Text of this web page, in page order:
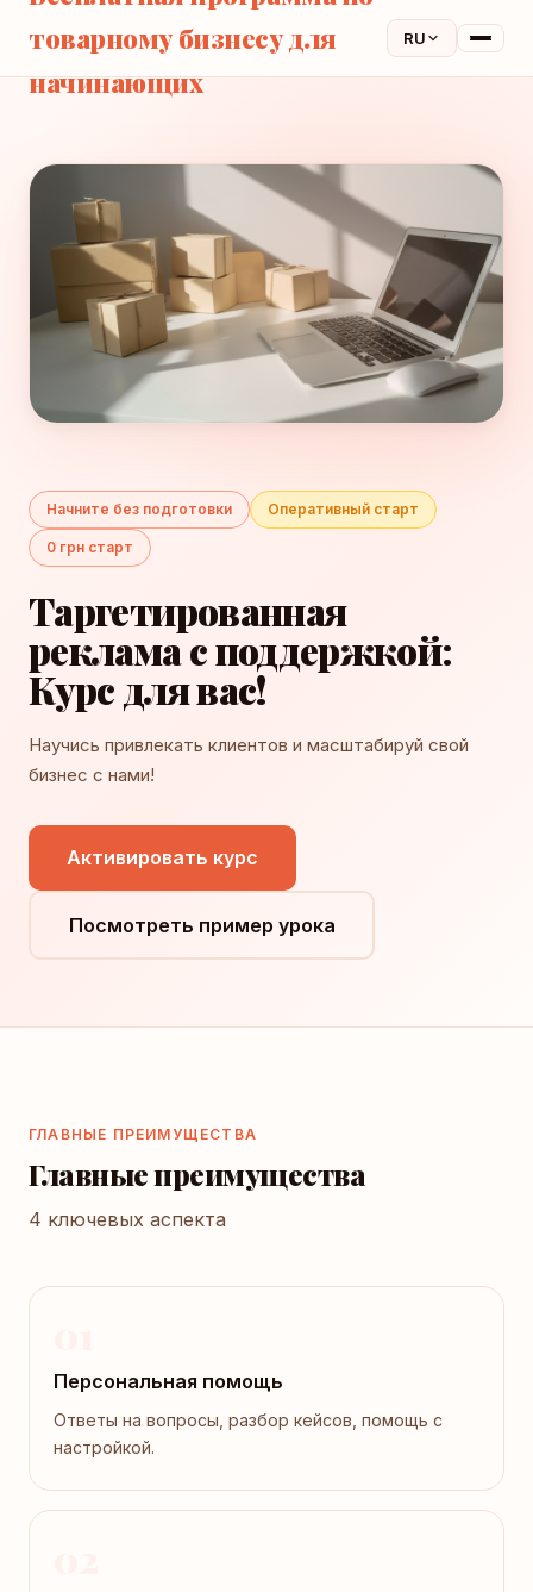
товарному бизнесу для
начинающих
RU
Начните без подготовки Оперативный старт
0 грн старт
Таргетированная
реклама с поддержкой:
Курс для вас!
Научись привлекать клиентов и масштабируй свой
бизнес с нами!
Активировать курс
Посмотреть пример урока
ГЛАВНЫЕ ПРЕИМУЩЕСТВА
Главные преимущества
4 ключевых аспекта
Персональная помощь
Ответы на вопросы, разбор кейсов, помощь с
настройкой.